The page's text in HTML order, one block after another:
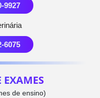
9927
6075
de ensino)